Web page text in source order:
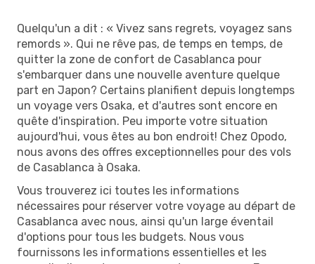
Quelqu'un a dit : « Vivez sans regrets, voyagez sans
remords ». Qui ne rêve pas, de temps en temps, de
quitter la zone de confort de Casablanca pour
s'embarquer dans une nouvelle aventure quelque
part en Japon? Certains planifient depuis longtemps
un voyage vers Osaka, et d'autres sont encore en
quête d'inspiration. Peu importe votre situation
aujourd'hui, vous êtes au bon endroit! Chez Opodo,
nous avons des offres exceptionnelles pour des vols
de Casablanca à Osaka.
Vous trouverez ici toutes les informations
nécessaires pour réserver votre voyage au départ de
Casablanca avec nous, ainsi qu'un large éventail
d'options pour tous les budgets. Nous vous
fournissons les informations essentielles et les